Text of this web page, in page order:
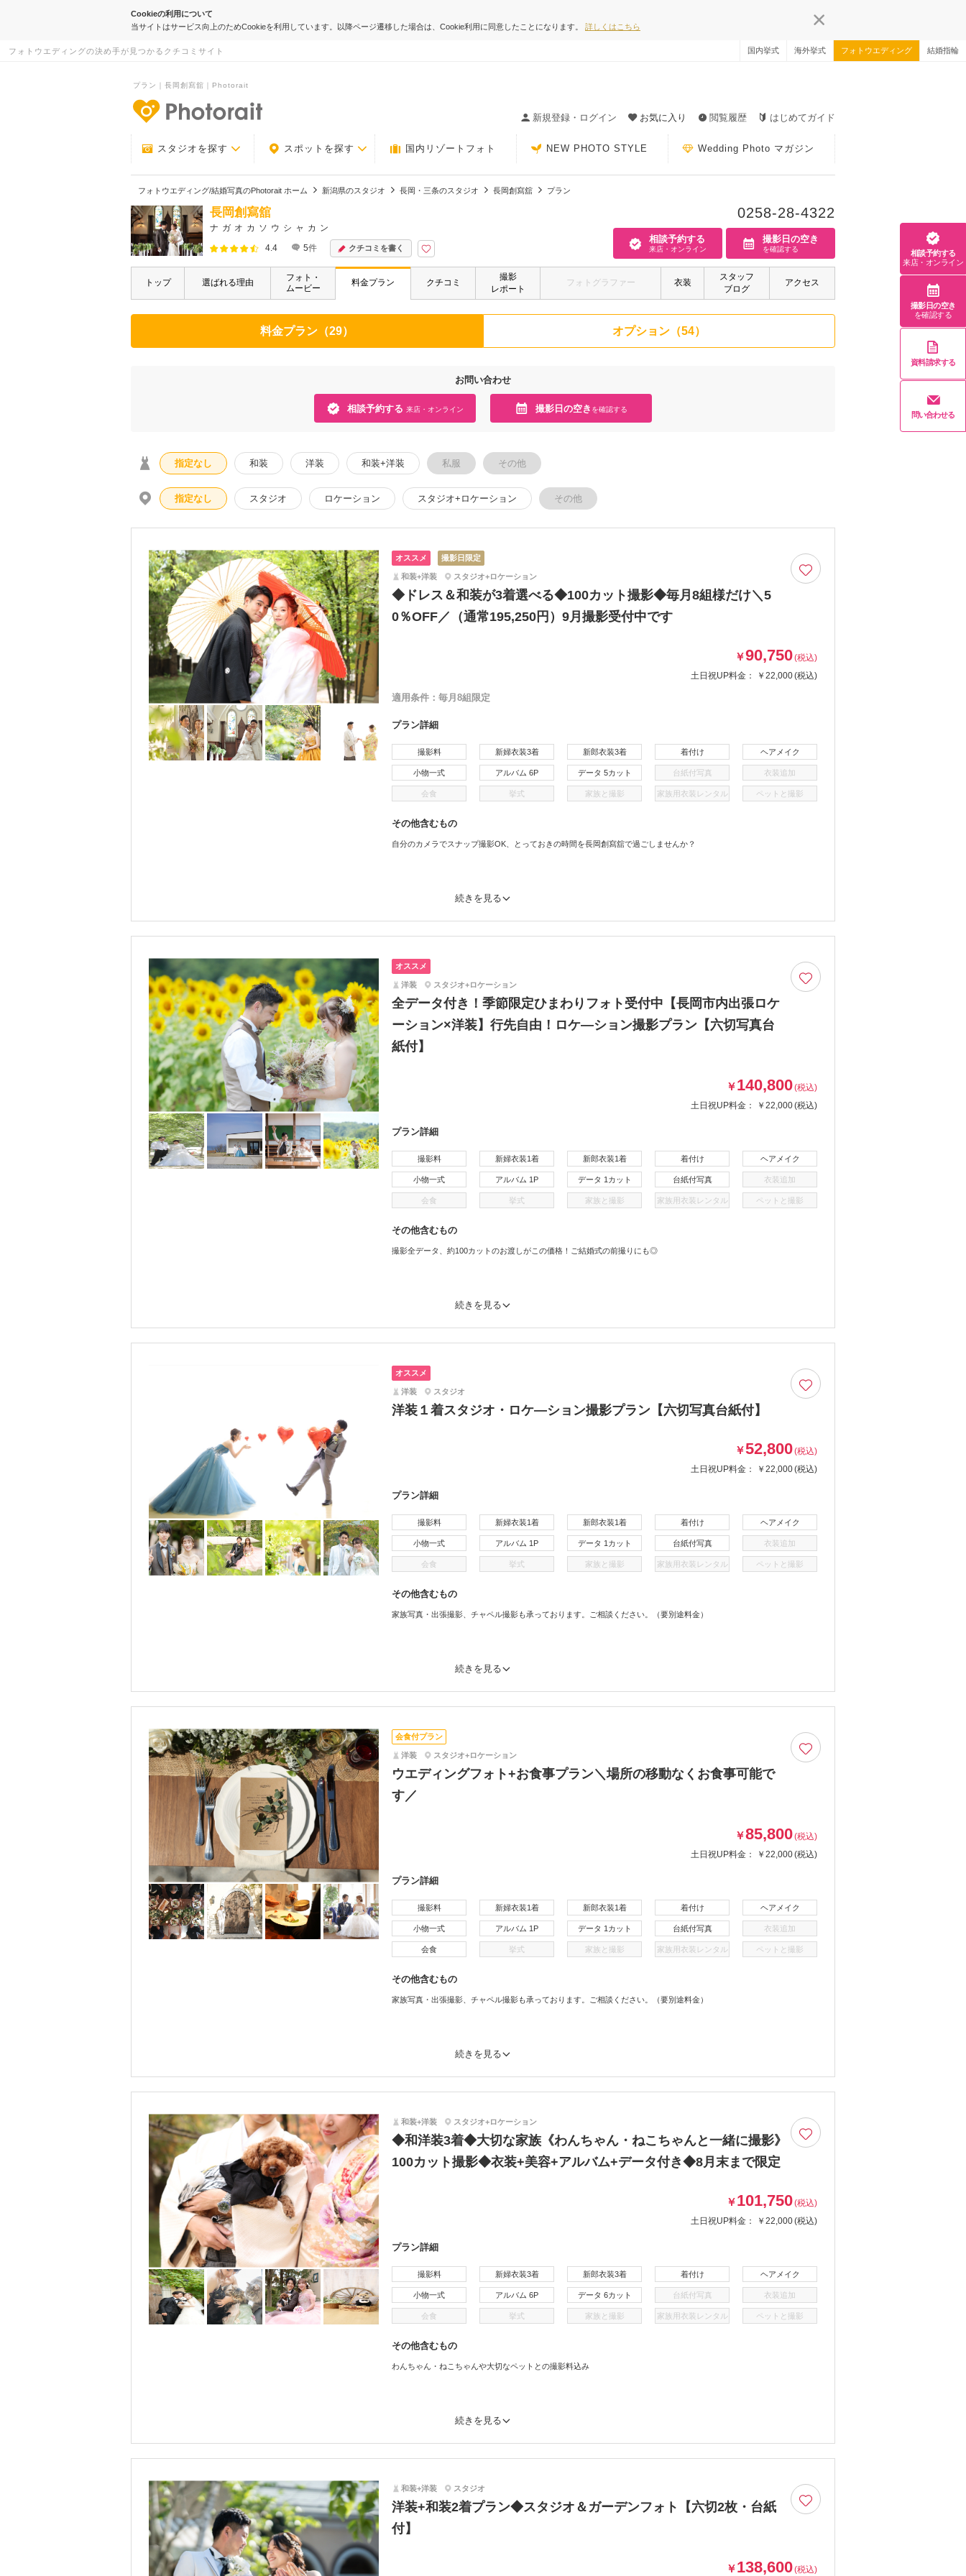
Cookieの利用について
当サイトはサービス向上のためCookieを利用しています。以降ページ遷移した場合は、Cookie利用に同意したことになります。 詳しくはこちら
フォトウエディングの決め手が見つかるクチコミサイト 国内挙式 海外挙式 フォトウエディング 結婚指輪
プラン｜長岡創寫舘｜Photorait
新規登録・ログイン
お気に入り 閲覧履歴 はじめてガイド
スタジオを探す スポットを探す 国内リゾートフォト NEW PHOTO STYLE Wedding Photo マガジン
フォトウエディング/結婚写真のPhotorait ホーム 新潟県のスタジオ 長岡・三条のスタジオ 長岡創寫舘 プラン
長岡創寫舘
ナガオカソウシャカン
4.4
5件 クチコミを書く
0258-28-4322
相談予約する
来店・オンライン
撮影日の空き
を確認する
トップ 選ばれる理由
フォト・
ムービー
料金プラン クチコミ
撮影
レポート
フォトグラファー 衣装
スタッフ
ブログ
アクセス
料金プラン（29） オプション（54）
お問い合わせ
相談予約する 来店・オンライン 撮影日の空き を確認する
指定なし 和装 洋装 和装+洋装 私服 その他
指定なし スタジオ ロケーション スタジオ+ロケーション その他
オススメ 撮影日限定
和装+洋装 スタジオ+ロケーション
◆ドレス＆和装が3着選べる◆100カット撮影◆毎月8組様だけ＼5
0％OFF／（通常195,250円）9月撮影受付中です
￥90,750(税込)
土日祝UP料金：
￥22,000(税込)
適用条件： 毎月8組限定
プラン詳細
撮影料 新婦衣装3着 新郎衣装3着 着付け ヘアメイク
小物一式 アルバム 6P データ 5カット 台紙付写真 衣装追加
会食 挙式 家族と撮影 家族用衣装レンタル ペットと撮影
その他含むもの
自分のカメラでスナップ撮影OK、とっておきの時間を長岡創寫舘で過ごしませんか？
続きを見る
オススメ
洋装 スタジオ+ロケーション
全データ付き！季節限定ひまわりフォト受付中【長岡市内出張ロケ
ーション×洋装】行先自由！ロケ―ション撮影プラン【六切写真台
紙付】
￥140,800(税込)
土日祝UP料金：
￥22,000(税込)
プラン詳細
撮影料 新婦衣装1着 新郎衣装1着 着付け ヘアメイク
小物一式 アルバム 1P データ 1カット 台紙付写真 衣装追加
会食 挙式 家族と撮影 家族用衣装レンタル ペットと撮影
その他含むもの
撮影全データ、約100カットのお渡しがこの価格！ご結婚式の前撮りにも◎
続きを見る
オススメ
洋装 スタジオ
洋装１着スタジオ・ロケ―ション撮影プラン【六切写真台紙付】
￥52,800(税込)
土日祝UP料金：
￥22,000(税込)
プラン詳細
撮影料 新婦衣装1着 新郎衣装1着 着付け ヘアメイク
小物一式 アルバム 1P データ 1カット 台紙付写真 衣装追加
会食 挙式 家族と撮影 家族用衣装レンタル ペットと撮影
その他含むもの
家族写真・出張撮影、チャペル撮影も承っております。ご相談ください。（要別途料金）
続きを見る
会食付プラン
洋装 スタジオ+ロケーション
ウエディングフォト+お食事プラン＼場所の移動なくお食事可能で
す／
￥85,800(税込)
土日祝UP料金：
￥22,000(税込)
プラン詳細
撮影料 新婦衣装1着 新郎衣装1着 着付け ヘアメイク
小物一式 アルバム 1P データ 1カット 台紙付写真 衣装追加
会食 挙式 家族と撮影 家族用衣装レンタル ペットと撮影
その他含むもの
家族写真・出張撮影、チャペル撮影も承っております。ご相談ください。（要別途料金）
続きを見る
和装+洋装 スタジオ+ロケーション
◆和洋装3着◆大切な家族《わんちゃん・ねこちゃんと一緒に撮影》
100カット撮影◆衣装+美容+アルバム+データ付き◆8月末まで限定
￥101,750(税込)
土日祝UP料金：
￥22,000(税込)
プラン詳細
撮影料 新婦衣装3着 新郎衣装3着 着付け ヘアメイク
小物一式 アルバム 6P データ 6カット 台紙付写真 衣装追加
会食 挙式 家族と撮影 家族用衣装レンタル ペットと撮影
その他含むもの
わんちゃん・ねこちゃんや大切なペットとの撮影料込み
続きを見る
和装+洋装 スタジオ
洋装+和装2着プラン◆スタジオ＆ガーデンフォト【六切2枚・台紙
付】
￥138,600(税込)
相談予約する
来店・オンライン
撮影日の空き
を確認する
資料請求する
問い合わせる